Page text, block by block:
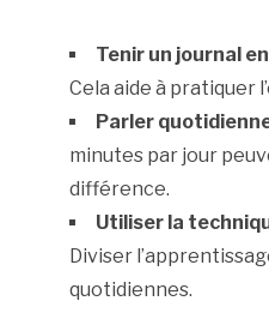
Tenir un journal
Cela aide à pratiquer
Parler
minutes par jour
différence.
Utiliser la
Diviser
quotidiennes.